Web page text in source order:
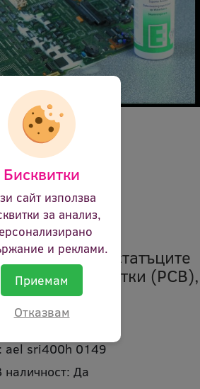
на остатъците
печатни платки (PCB),
аерозол
ael sri400h 0149
наличност: Да
Бисквитки
сайт използва
за анализ,
и реклами.
Приемам
Отказвам